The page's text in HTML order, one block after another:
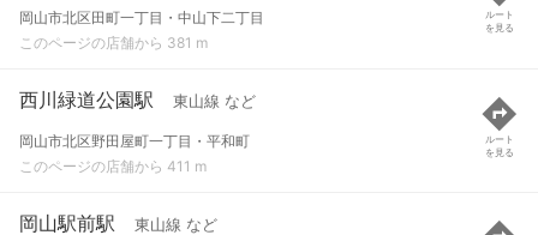
岡山市北区田町一丁目・中山下二丁目
このページの店舗から 381 m
ルート
を見る
西川緑道公園駅 東山線 など
岡山市北区野田屋町一丁目・平和町
このページの店舗から 411 m
ルート
を見る
岡山駅前駅 東山線 など